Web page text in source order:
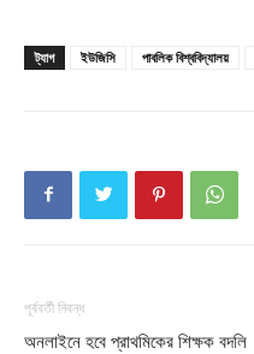
ট্যাগ ইউজিসি পাবলিক বিশ্ববিদ্যালয়
পূর্ববর্তী নিবন্ধ
অনলাইনে হবে প্রাথমিকের শিক্ষক বদলি